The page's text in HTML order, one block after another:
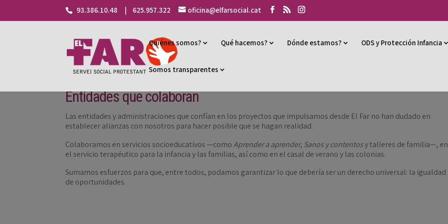
93.386.10.48 | 625.957.322 oficina@elfarsocial.cat
Quiénes somos? Qué hacemos? Dónde estamos? ODS y Protección Infancia
Somos transparentes
Entidades que colaboran
Las entidades y administraciones que confían en los proyectos que impulsamos desde El Far no han dudado en
establecer alianzas con nosotros para hacer posible que se hagan realidad.
Colaboramos en servicios socioeducativos —comoAprender a aprender, Sanos y contentosy talleres de familia—, en
el servicio terapéutico para la infancia y las familias, así como en el casal de verano y las colonias.
Sumamos esfuerzos para que, entre todos, podamos garantizar lo que debería ser un derecho universal: la igualdad
de oportunidades.